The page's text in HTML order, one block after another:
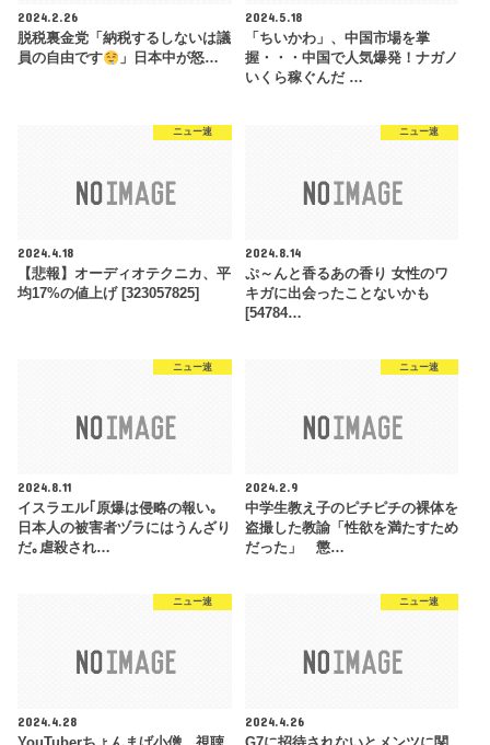
2024.2.26
脱税裏金党「納税するしないは議
員の自由です
」日本中が怒…
2024.5.18
「ちいかわ」、中国市場を掌
握・・・中国で人気爆発！ナガノ
いくら稼ぐんだ …
ニュー速
2024.4.18
【悲報】オーディオテクニカ、平
均17%の値上げ [323057825]
ニュー速
2024.8.14
ぷ～んと香るあの香り 女性のワ
キガに出会ったことないかも
[54784…
ニュー速
2024.8.11
イスラエル｢原爆は侵略の報い｡
日本人の被害者ヅラにはうんざり
だ｡虐殺され…
ニュー速
2024.2.9
中学生教え子のピチピチの裸体を
盗撮した教諭「性欲を満たすため
だった」 懲…
ニュー速
2024.4.28
ニュー速
2024.4.26